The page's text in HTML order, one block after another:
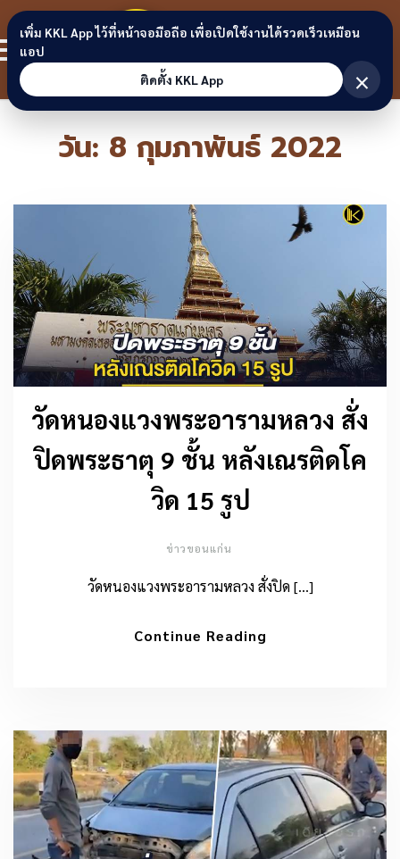
Skip to content
ขอนแก่น
ลิงก์
วัน: 8 กุมภาพันธ์ 2022
วัดหนองแวงพระอารามหลวง สั่ง
ปิดพระธาตุ 9 ชั้น หลังเณรติดโค
วิด 15 รูป
ข่าวขอนแก่น
วัดหนองแวงพระอารามหลวง สั่งปิด […]
Continue Reading
เพิ่ม KKL App ไว้ที่หน้าจอมือถือ เพื่อเปิดใช้งานได้รวดเร็วเหมือน
แอป
ติดตั้ง KKL App
×